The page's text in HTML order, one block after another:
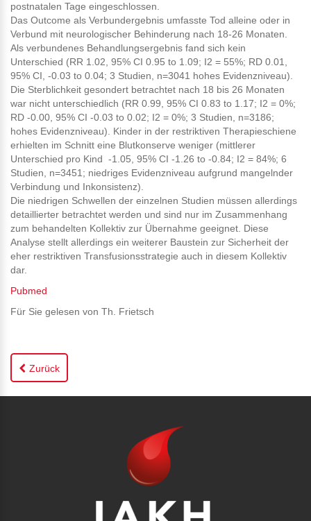
postnatalen Tage eingeschlossen.
Das Outcome als Verbundergebnis umfasste Tod alleine oder in
Verbund mit neurologischer Behinderung nach 18-26 Monaten.
Als verbundenes Behandlungsergebnis fand sich kein
Unterschied (RR 1.02, 95% CI 0.95 to 1.09; I2 = 55%; RD 0.01,
95% CI, -0.03 to 0.04; 3 Studien, n=3041 hohes Evidenzniveau).
Die Sterblichkeit gesondert betrachtet nach 18 bis 26 Monaten
war nicht unterschiedlich (RR 0.99, 95% CI 0.83 to 1.17; I2 = 0%;
RD -0.00, 95% CI -0.03 to 0.02; I2 = 0%; 3 Studien, n=3186;
hohes Evidenzniveau). Kinder in der restriktiven Therapieschiene
erhielten im Schnitt eine Blutkonserve weniger (mittlerer
Unterschied pro Kind -1.05, 95% CI -1.26 to -0.84; I2 = 84%; 6
Studien, n=3451; niedriges Evidenzniveau aufgrund mangelnder
Verbindung und Inkonsistenz).
Die niedrigen Schwellen der einzelnen Studien müssen allerdings
detaillierter betrachtet werden und sind nur im Zusammenhang
zum behandelten Kollektiv zur Übernahme geeignet. Diese
Analyse stellt allerdings ein weiterer Baustein zur Sicherheit der
eher restriktiven Transfusionsstrategie auch in diesem Kollektiv
dar.
Pubmed
Für Sie gelesen von Th. Frietsch
Zurück